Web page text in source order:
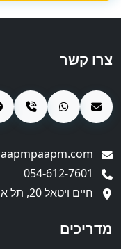
צרו קשר
חיים ויטאל 20, תל אביב
מדריכים